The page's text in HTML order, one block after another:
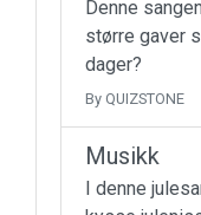
Denne
større gaver
dager?
By QUIZSTONE
Musikk
I denne